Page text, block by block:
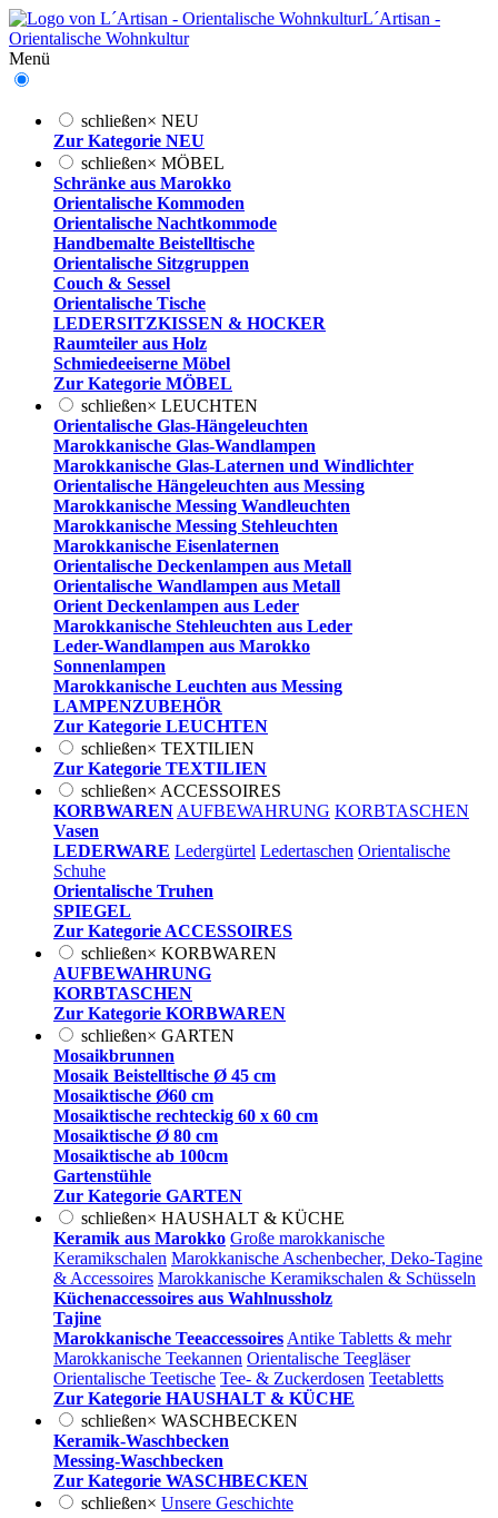
L´Artisan -
Orientalische Wohnkultur
Menü
schließen× NEU
Zur Kategorie NEU
schließen× MÖBEL
Schränke aus Marokko
Orientalische Kommoden
Orientalische Nachtkommode
Handbemalte Beistelltische
Orientalische Sitzgruppen
Couch & Sessel
Orientalische Tische
LEDERSITZKISSEN & HOCKER
Raumteiler aus Holz
Schmiedeeiserne Möbel
Zur Kategorie MÖBEL
schließen× LEUCHTEN
Orientalische Glas-Hängeleuchten
Marokkanische Glas-Wandlampen
Marokkanische Glas-Laternen und Windlichter
Orientalische Hängeleuchten aus Messing
Marokkanische Messing Wandleuchten
Marokkanische Messing Stehleuchten
Marokkanische Eisenlaternen
Orientalische Deckenlampen aus Metall
Orientalische Wandlampen aus Metall
Orient Deckenlampen aus Leder
Marokkanische Stehleuchten aus Leder
Leder-Wandlampen aus Marokko
Sonnenlampen
Marokkanische Leuchten aus Messing
LAMPENZUBEHÖR
Zur Kategorie LEUCHTEN
schließen× TEXTILIEN
Zur Kategorie TEXTILIEN
schließen× ACCESSOIRES
KORBWAREN AUFBEWAHRUNG KORBTASCHEN
Vasen
LEDERWARE Ledergürtel Ledertaschen Orientalische
Schuhe
Orientalische Truhen
SPIEGEL
Zur Kategorie ACCESSOIRES
schließen× KORBWAREN
AUFBEWAHRUNG
KORBTASCHEN
Zur Kategorie KORBWAREN
schließen× GARTEN
Mosaikbrunnen
Mosaik Beistelltische Ø 45 cm
Mosaiktische Ø60 cm
Mosaiktische rechteckig 60 x 60 cm
Mosaiktische Ø 80 cm
Mosaiktische ab 100cm
Gartenstühle
Zur Kategorie GARTEN
schließen× HAUSHALT & KÜCHE
Keramik aus Marokko Große marokkanische
Keramikschalen Marokkanische Aschenbecher, Deko-Tagine
& Accessoires Marokkanische Keramikschalen & Schüsseln
Küchenaccessoires aus Wahlnussholz
Tajine
Marokkanische Teeaccessoires Antike Tabletts & mehr
Marokkanische Teekannen Orientalische Teegläser
Orientalische Teetische Tee- & Zuckerdosen Teetabletts
Zur Kategorie HAUSHALT & KÜCHE
schließen× WASCHBECKEN
Keramik-Waschbecken
Messing-Waschbecken
Zur Kategorie WASCHBECKEN
schließen× Unsere Geschichte